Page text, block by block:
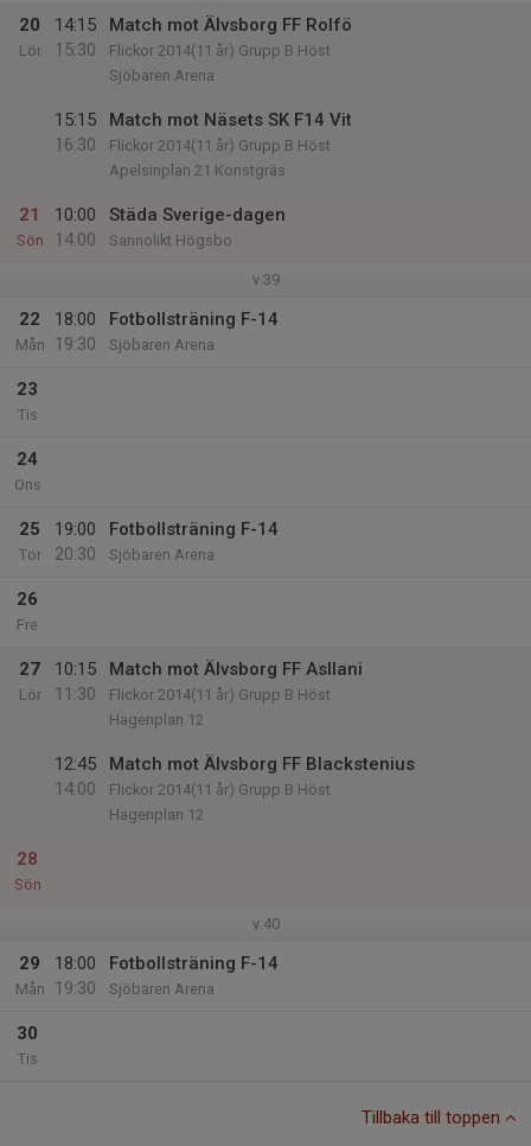
20
Lör
14:15
15:30
Match mot Älvsborg FF Rolfö
Flickor 2014(11 år) Grupp B Höst
Sjöbaren Arena
15:15
16:30
Match mot Näsets SK F14 Vit
Flickor 2014(11 år) Grupp B Höst
Apelsinplan 21 Konstgräs
21
Sön
10:00
14:00
Städa Sverige-dagen
Sannolikt Högsbo
v.39
22
Mån
18:00
19:30
Fotbollsträning F-14
Sjöbaren Arena
23
Tis
24
Ons
25
Tor
19:00
20:30
Fotbollsträning F-14
Sjöbaren Arena
26
Fre
27
Lör
10:15
11:30
Match mot Älvsborg FF Asllani
Flickor 2014(11 år) Grupp B Höst
Hagenplan 12
12:45
14:00
Match mot Älvsborg FF Blackstenius
Flickor 2014(11 år) Grupp B Höst
Hagenplan 12
28
Sön
v.40
29
Mån
18:00
19:30
Fotbollsträning F-14
Sjöbaren Arena
30
Tis
Tillbaka till toppen